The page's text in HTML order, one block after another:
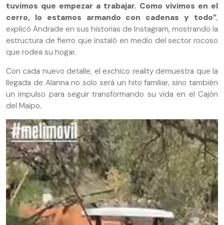
tuvimos que empezar a trabajar. Como vivimos en el
cerro, lo estamos armando con cadenas y todo”,
explicó Andrade en sus historias de Instagram, mostrando la
estructura de fierro que instaló en medio del sector rocoso
que rodea su hogar.
Con cada nuevo detalle, el exchico reality demuestra que la
llegada de Alanna no solo será un hito familiar, sino también
un impulso para seguir transformando su vida en el Cajón
del Maipo.